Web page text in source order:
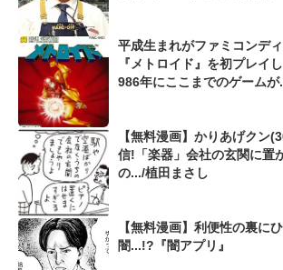
平成生まれがファミコンデ
『メトロイド』を初プレイ
986年にここまでのゲームが
【無料漫画】かりあげクン
信!「楽器」会社の玄関に置
の.../植田まさし
【無料漫画】利便性の裏に
闇...!?『闇アプリ』